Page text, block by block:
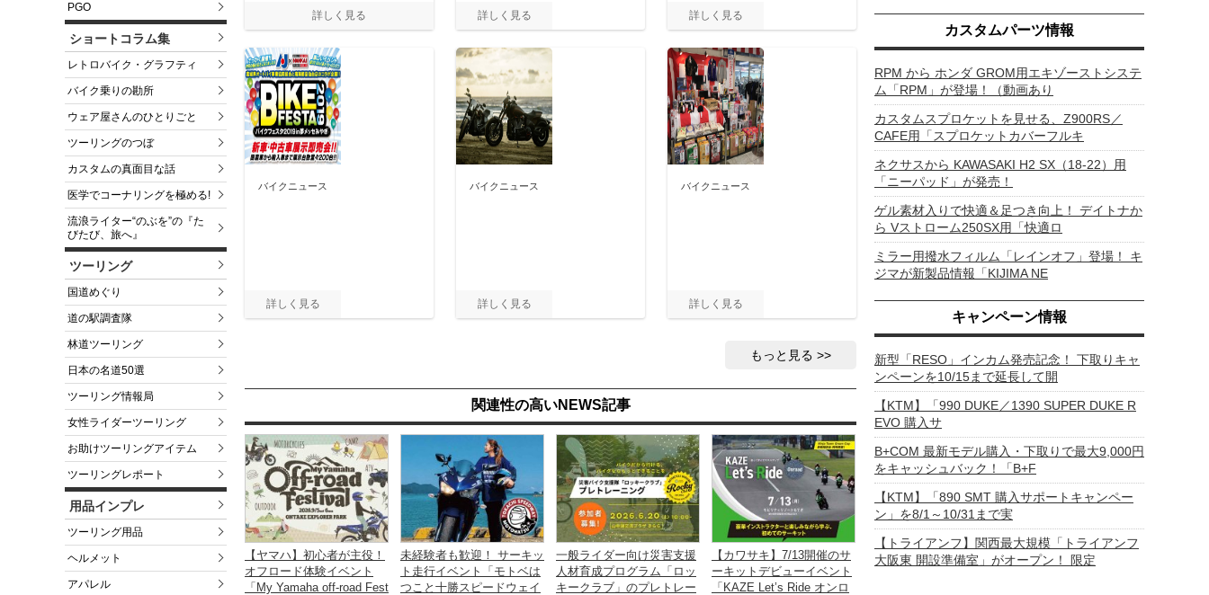
PGO
ショートコラム集
レトロバイク・グラフティ
バイク乗りの勘所
ウェア屋さんのひとりごと
ツーリングのつぼ
カスタムの真面目な話
医学でコーナリングを極める!
流浪ライター“のぶを”の『た
びたび、旅へ』
ツーリング
国道めぐり
道の駅調査隊
林道ツーリング
日本の名道50選
ツーリング情報局
女性ライダーツーリング
お助けツーリングアイテム
ツーリングレポート
用品インプレ
ツーリング用品
ヘルメット
アパレル
バイクニュース バイクニュース バイクニュース
もっと見る
関連性の高いNEWS記事
【ヤマハ】初心者が主役！
オフロード体験イベント
「My Yamaha off-road Fest
未経験者も歓迎！ サーキッ
ト走行イベント「モトベは
つこと十勝スピードウェイ
一般ライダー向け災害支援
人材育成プログラム「ロッ
キークラブ」のプレトレー
【カワサキ】7/13開催のサ
ーキットデビューイベント
「KAZE Let’s Ride オンロ
カスタムパーツ情報
RPM から ホンダ GROM用エキゾーストシステ
ム「RPM」が登場！（動画あり
カスタムスプロケットを見せる、Z900RS／
CAFE用「スプロケットカバーフルキ
ネクサスから KAWASAKI H2 SX（18-22）用
「ニーパッド」が発売！
ゲル素材入りで快適＆足つき向上！ デイトナか
ら Vストローム250SX用「快適ロ
ミラー用撥水フィルム「レインオフ」登場！ キ
ジマが新製品情報「KIJIMA NE
キャンペーン情報
新型「RESO」インカム発売記念！ 下取りキャ
ンペーンを10/15まで延長して開
【KTM】「990 DUKE／1390 SUPER DUKE R
EVO 購入サ
B+COM 最新モデル購入・下取りで最大9,000円
をキャッシュバック！「B+F
【KTM】「890 SMT 購入サポートキャンペー
ン」を8/1～10/31まで実
【トライアンフ】関西最大規模「トライアンフ
大阪東 開設準備室」がオープン！ 限定